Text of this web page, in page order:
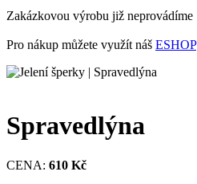
Zakázkovou výrobu již neprovádíme
Pro nákup můžete využít náš ESHOP
Spravedlýna
CENA: 610 Kč